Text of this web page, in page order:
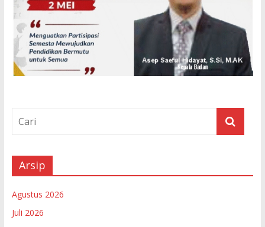
Arsip
Agustus 2026
Juli 2026